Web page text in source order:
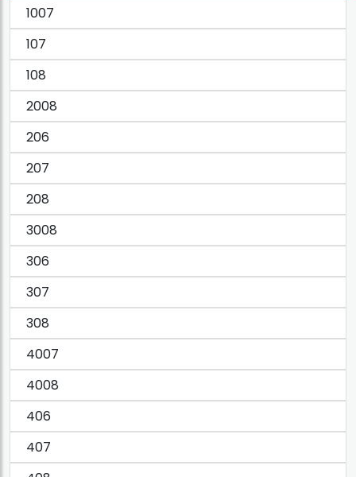
1007
107
108
2008
206
207
208
3008
306
307
308
4007
4008
406
407